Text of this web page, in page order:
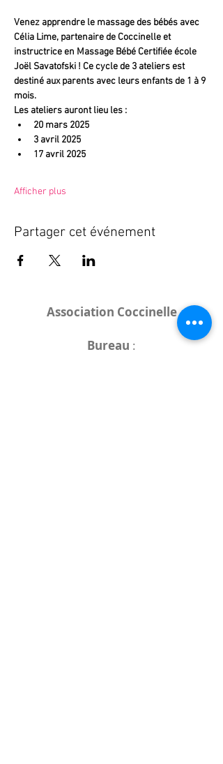
Venez apprendre le massage des bébés avec
Célia Lime, partenaire de Coccinelle et
instructrice en Massage Bébé Certifiée école
Joël Savatofski ! Ce cycle de 3 ateliers est
destiné aux parents avec leurs enfants de 1 à 9
mois.
Les ateliers auront lieu les :
20 mars 2025
3 avril 2025
17 avril 2025
Afficher plus
Partager cet événement
Association Coccinelle
Bureau :